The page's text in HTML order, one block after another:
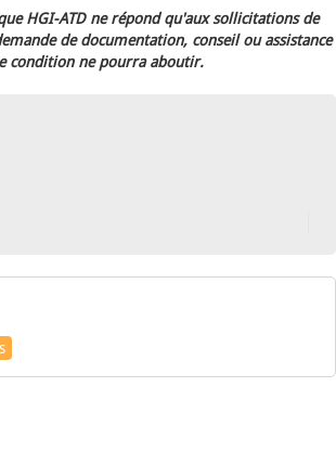
HGI-ATD ne répond qu'aux sollicitations de
de documentation, conseil ou assistance
condition ne pourra aboutir.